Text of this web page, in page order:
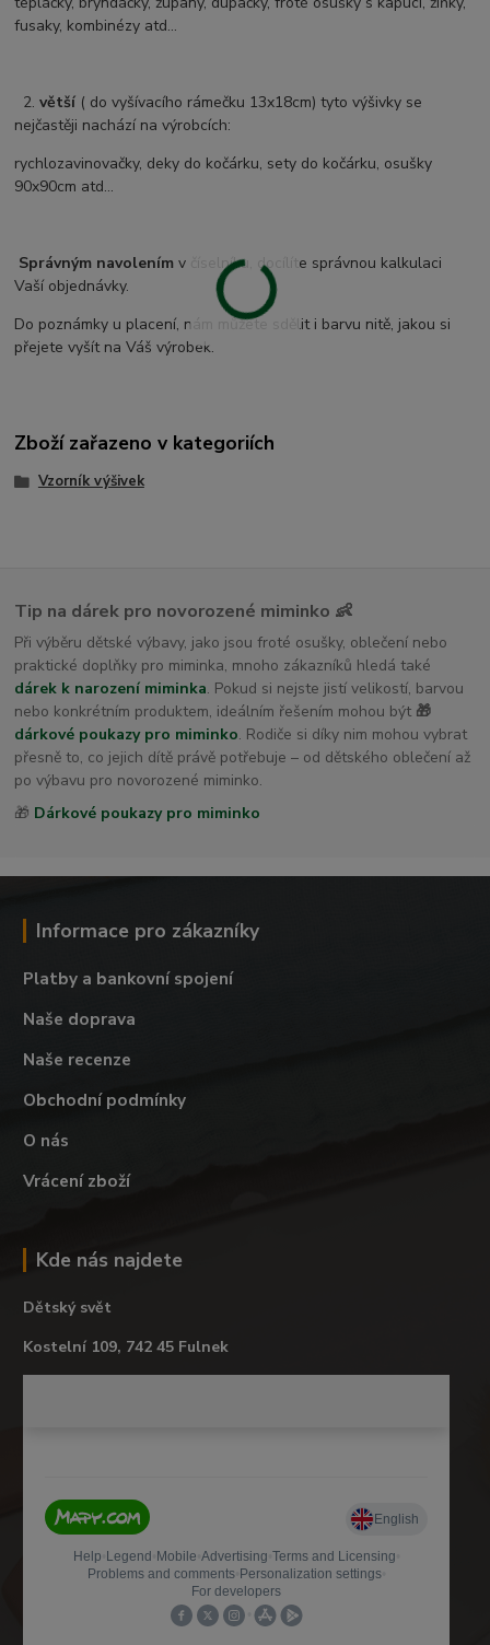
fusaky, kombinézy atd...
2.větší ( do vyšívacího rámečku 13x18cm) tyto výšivky se
nejčastěji nachází na výrobcích:
rychlozavinovačky, deky do kočárku, sety do kočárku, osušky
90x90cm atd...
Správným navolením v číselníku, docílíte správnou kalkulaci
Vaší objednávky.
Do poznámky u placení, nám můžete sdělit i barvu nitě, jakou si
přejete vyšít na Váš výrobek.
Zboží zařazeno v kategoriích
Vzorník výšivek
Tip na dárek pro novorozené miminko 👶
Při výběru dětské výbavy, jako jsou froté osušky, oblečení nebo
praktické doplňky pro miminka, mnoho zákazníků hledá také
dárek k narození miminka. Pokud si nejste jistí velikostí, barvou
nebo konkrétním produktem, ideálním řešením mohou být 🎁
dárkové poukazy pro miminko. Rodiče si díky nim mohou vybrat
přesně to, co jejich dítě právě potřebuje – od dětského oblečení až
po výbavu pro novorozené miminko.
🎁 Dárkové poukazy pro miminko
Informace pro zákazníky
Platby a bankovní spojení
Naše doprava
Naše recenze
Obchodní podmínky
O nás
Vrácení zboží
Kde nás najdete
Dětský svět
Kostelní 109, 742 45 Fulnek